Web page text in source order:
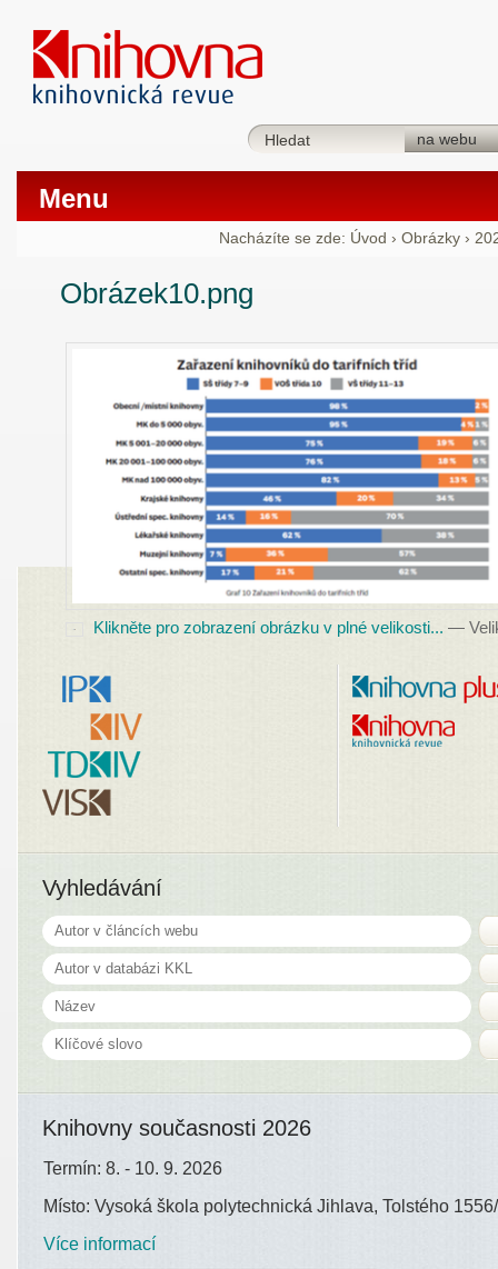
Menu
Nacházíte se zde: Úvod › Obrázky ›
Obrázek10.png
Klikněte pro zobrazení obrázku v plné velikosti... —
Vyhledávání
Knihovny současnosti 2026
Termín: 8. - 10. 9. 2026
Místo: Vysoká škola polytechnická Jihlava, Tolstého
Více informací